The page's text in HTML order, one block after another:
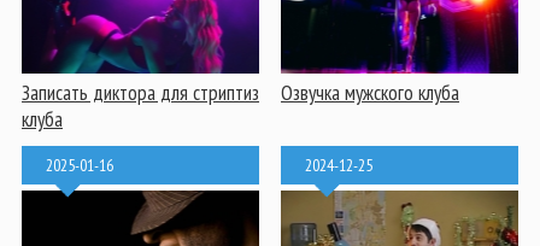
Записать диктора для стриптиз
клуба
Озвучка мужского клуба
2025-01-16 2024-12-25